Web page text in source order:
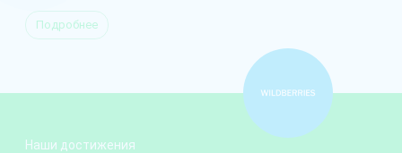
Подробнее
Наши достижения